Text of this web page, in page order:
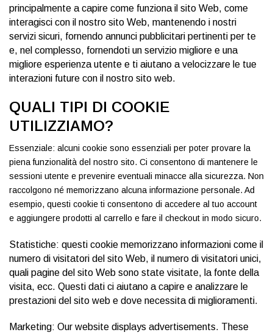
principalmente a capire come funziona il sito Web, come
interagisci con il nostro sito Web, mantenendo i nostri
servizi sicuri, fornendo annunci pubblicitari pertinenti per te
e, nel complesso, fornendoti un servizio migliore e una
migliore esperienza utente e ti aiutano a velocizzare le tue
interazioni future con il nostro sito web.
QUALI TIPI DI COOKIE
UTILIZZIAMO?
Essenziale: alcuni cookie sono essenziali per poter provare la
piena funzionalità del nostro sito. Ci consentono di mantenere le
sessioni utente e prevenire eventuali minacce alla sicurezza. Non
raccolgono né memorizzano alcuna informazione personale. Ad
esempio, questi cookie ti consentono di accedere al tuo account
e aggiungere prodotti al carrello e fare il checkout in modo sicuro.
Statistiche: questi cookie memorizzano informazioni come il
numero di visitatori del sito Web, il numero di visitatori unici,
quali pagine del sito Web sono state visitate, la fonte della
visita, ecc. Questi dati ci aiutano a capire e analizzare le
prestazioni del sito web e dove necessita di miglioramenti.
Marketing: Our website displays advertisements. These